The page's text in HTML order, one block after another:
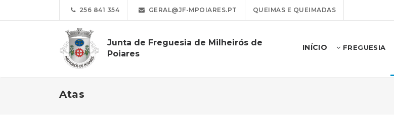
256 841 354 GERAL@JF-MPOIARES.PT QUEIMAS E QUEIMADAS
Junta de Freguesia de Milheirós de
Poiares
INÍCIO FREGUESIA
Atas